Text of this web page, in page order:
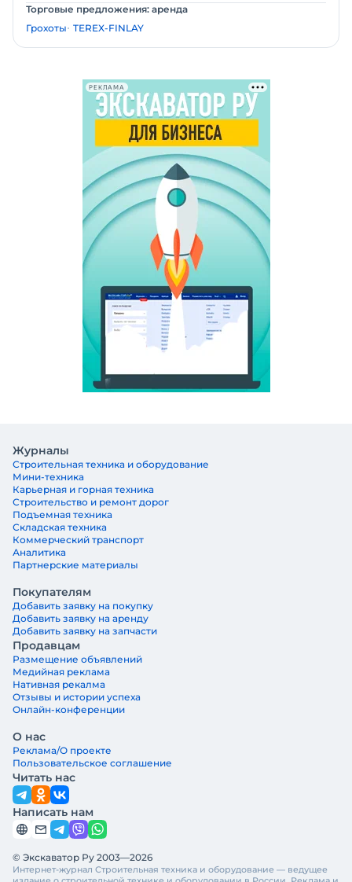
Торговые предложения: аренда
Грохоты TEREX-FINLAY
РЕКЛАМА
Журналы
Строительная техника и оборудование
Мини-техника
Карьерная и горная техника
Строительство и ремонт дорог
Подъемная техника
Складская техника
Коммерческий транспорт
Аналитика
Партнерские материалы
Покупателям
Добавить заявку на покупку
Добавить заявку на аренду
Добавить заявку на запчасти
Продавцам
Размещение объявлений
Медийная реклама
Нативная рекалма
Отзывы и истории успеха
Онлайн-конференции
О нас
Реклама/О проекте
Пользовательское соглашение
Читать нас
Написать нам
© Экскаватор Ру 2003—2026
Интернет-журнал Строительная техника и оборудование — ведущее